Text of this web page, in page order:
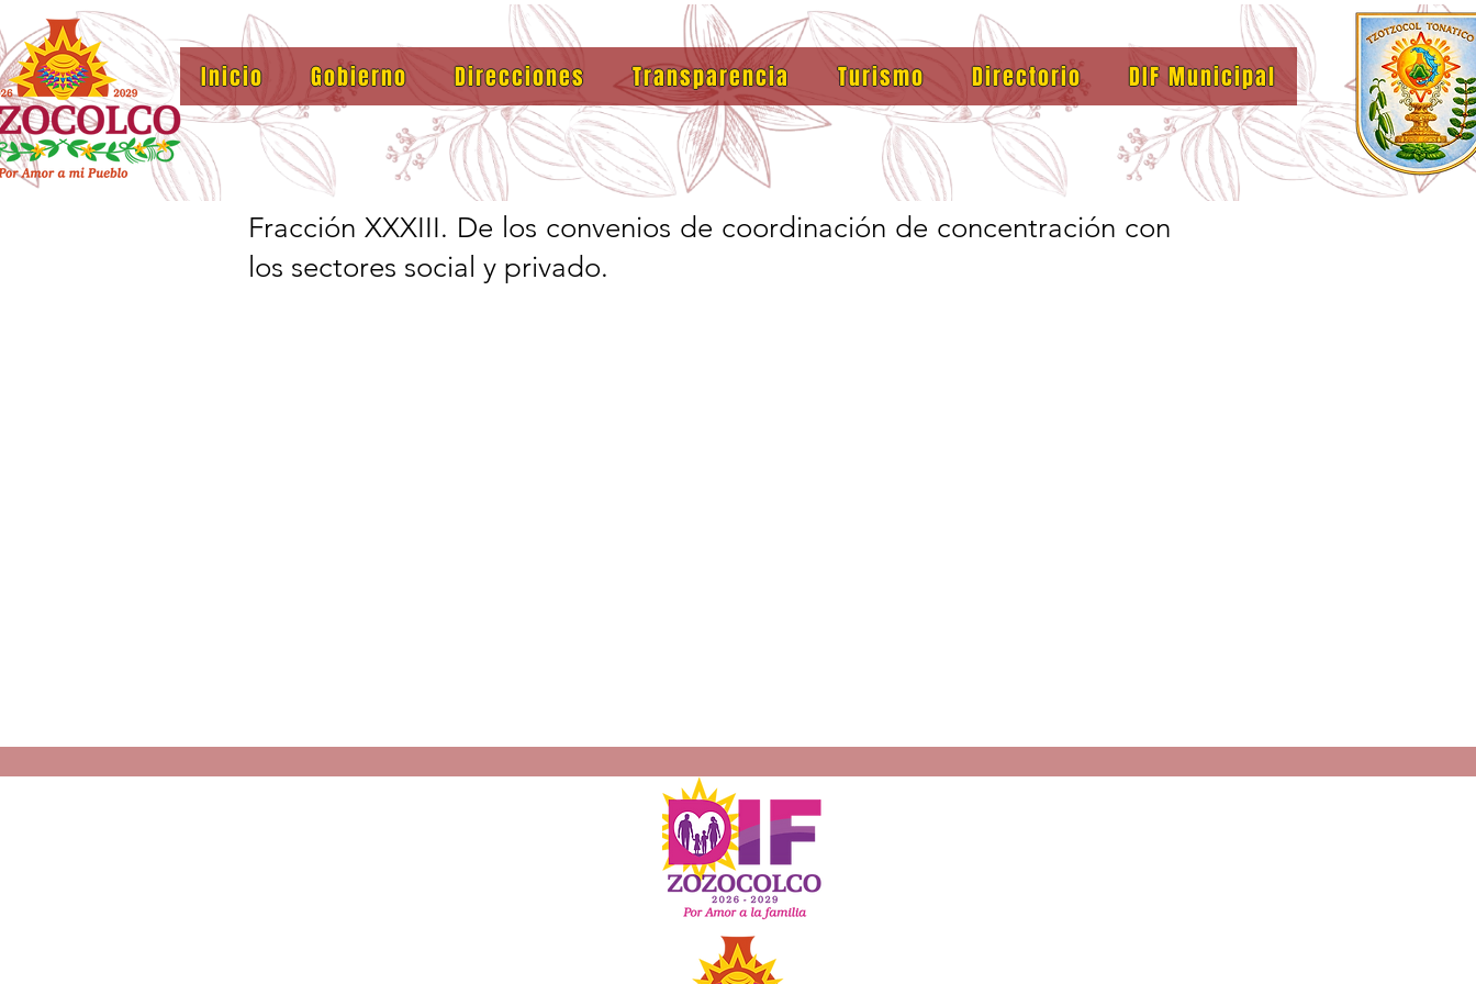
Inicio Gobierno Direcciones Transparencia Turismo Directorio DIF Municipal
Fracción XXXIII. De los convenios de coordinación de concentración con
los sectores social y privado.